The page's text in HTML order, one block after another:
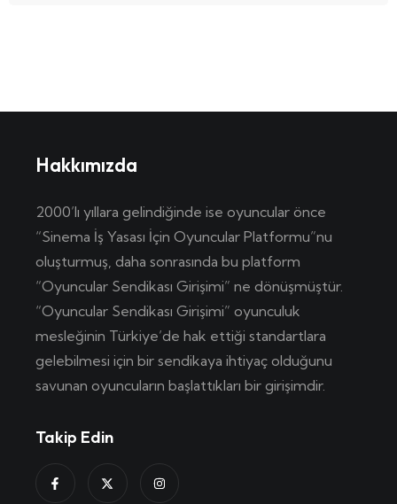
Hakkımızda
2000’lı yıllara gelindiğinde ise oyuncular önce
“Sinema İş Yasası İçin Oyuncular Platformu”nu
oluşturmuş, daha sonrasında bu platform
“Oyuncular Sendikası Girişimi” ne dönüşmüştür.
“Oyuncular Sendikası Girişimi” oyunculuk
mesleğinin Türkiye’de hak ettiği standartlara
gelebilmesi için bir sendikaya ihtiyaç olduğunu
savunan oyuncuların başlattıkları bir girişimdir.
Takip Edin